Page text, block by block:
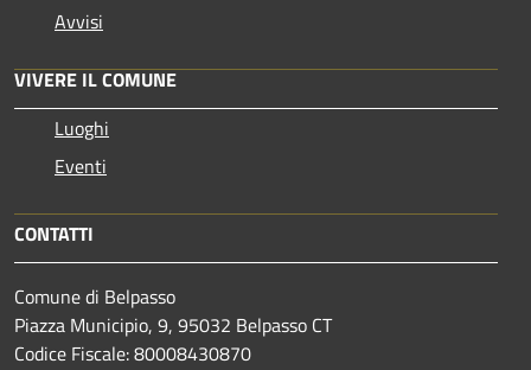
Avvisi
VIVERE IL COMUNE
Luoghi
Eventi
CONTATTI
Comune di Belpasso
Piazza Municipio, 9, 95032 Belpasso CT
Codice Fiscale: 80008430870